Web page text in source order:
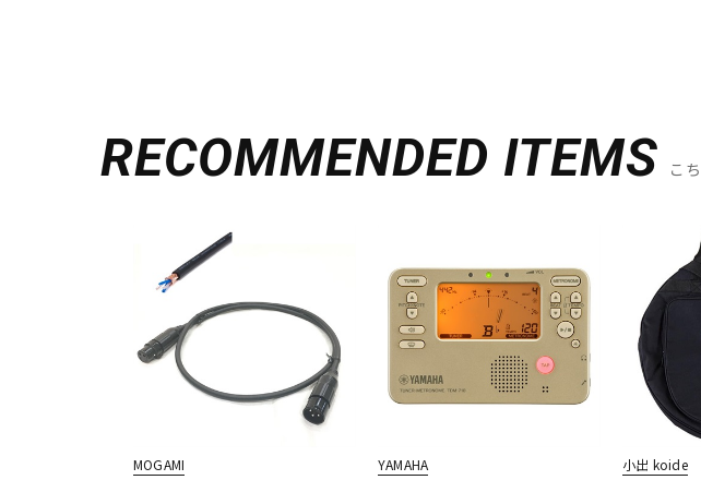
RECOMMENDED ITEMS こ
MOGAMI YAMAHA 小出 koide